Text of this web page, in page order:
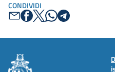
CONDIVIDI